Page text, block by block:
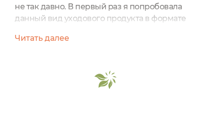
не так давно. В первый раз я попробовала
данный вид уходового продукта в формате
средства в формате пластиковой баночки от
информацией о средстве.Любопытно, что срок
годности убтана до вскрытия, составляет аж 36
Читать далее